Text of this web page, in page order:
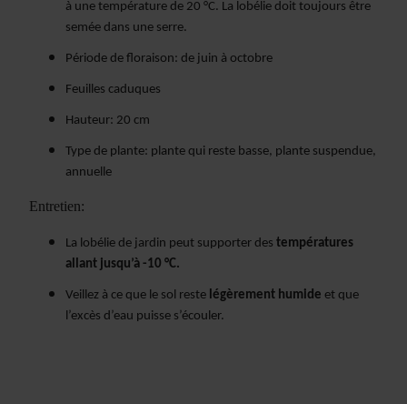
à une température de 20 °C. La lobélie doit toujours être
semée dans une serre.
Période de floraison: de juin à octobre
Feuilles caduques
Hauteur: 20 cm
Type de plante: plante qui reste basse, plante suspendue,
annuelle
Entretien:
La lobélie de jardin peut supporter des températures
allant jusqu’à -10 °C.
Veillez à ce que le sol reste légèrement humide et que
l’excès d’eau puisse s’écouler.